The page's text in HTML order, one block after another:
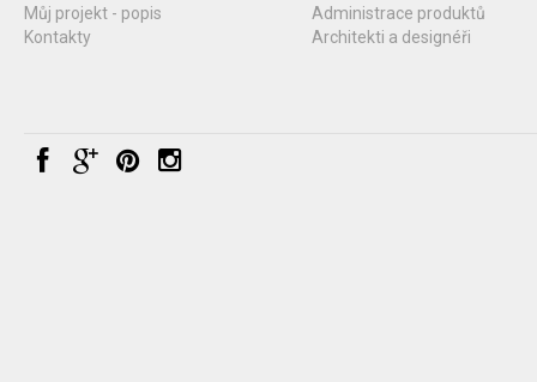
Můj projekt - popis
Kontakty
Administrace produktů
Architekti a designéři